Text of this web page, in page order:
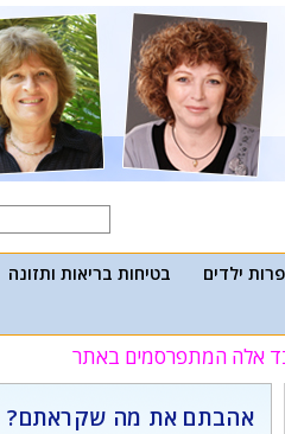
ילדים
בטיחות בריאות ותזונה
אלה המתפרסמים באתר
אהבתם את מה שקראתם?